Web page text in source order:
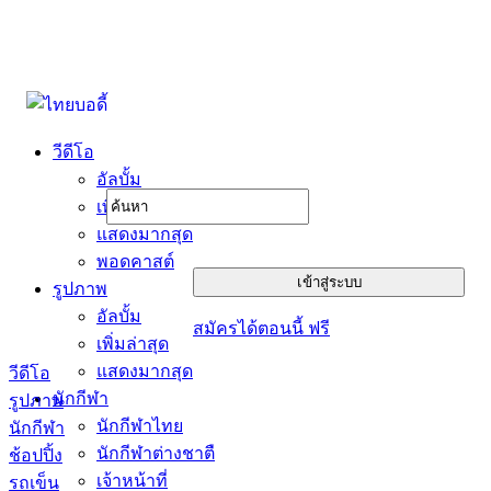
วีดีโอ
อัลบั้ม
เพิ่มล่าสุด
แสดงมากสุด
พอดคาสต์
รูปภาพ
อัลบั้ม
เพิ่มล่าสุด
แสดงมากสุด
นักกีฬา
นักกีฬาไทย
นักกีฬาต่างชาตื
เจ้าหน้าที่
สมัครได้ตอนนี้ ฟรี
วีดีโอ
รูปภาพ
นักกีฬา
ช้อปปิ้ง
รถเข็น